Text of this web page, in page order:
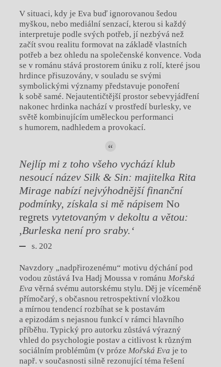
V situaci, kdy je Eva buď ignorovanou šedou
myškou, nebo mediální senzací, kterou si každý
interpretuje podle svých potřeb, jí nezbývá než
začít svou realitu formovat na základě vlastních
potřeb a bez ohledu na společenské konvence. Voda
se v románu stává prostorem úniku z rolí, které jsou
hrdince přisuzovány, v souladu se svými
symbolickými významy představuje ponoření
k sobě samé. Nejautentičtější prostor sebevyjádření
nakonec hrdinka nachází v prostředí burlesky, ve
světě kombinujícím uměleckou performanci
s humorem, nadhledem a provokací.
Nejlíp mi z toho všeho vychází klub
nesoucí název Silk & Sin: majitelka Rita
Mirage nabízí nejvýhodnější finanční
podmínky, získala si mě nápisem No
regrets vytetovaným v dekoltu a větou:
,Burleska není pro sraby.‘
s. 202
Navzdory „nadpřirozenému“ motivu dýchání pod
vodou zůstává Iva Hadj Moussa v románu Mořská
Eva věrná svému autorskému stylu. Děj je víceméně
přímočarý, s občasnou retrospektivní vložkou
a mírnou tendencí rozbíhat se k postavám
a epizodám s nejasnou funkcí v rámci hlavního
příběhu. Typický pro autorku zůstává výrazný
vhled do psychologie postav a citlivost k různým
sociálním problémům (v próze Mořská Eva je to
např. v současnosti silně rezonující téma řešení